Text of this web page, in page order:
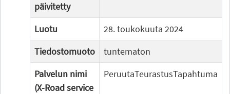
päivitetty
Luotu
28. toukokuuta 2024
Tiedostomuoto
tuntematon
Palvelun nimi
(X-Road service
PeruutaTeurastusTapahtuma